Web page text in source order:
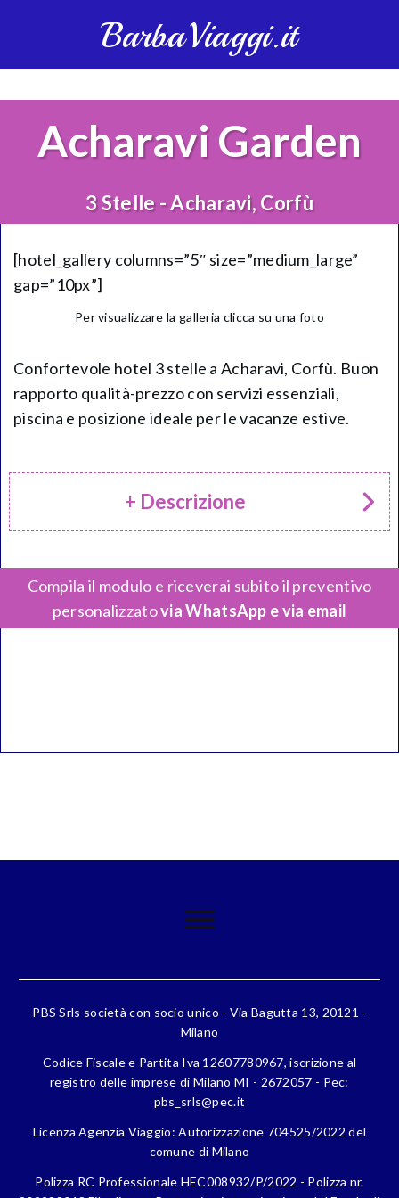
BarbaViaggi.it
Acharavi Garden
3 Stelle - Acharavi, Corfù
[hotel_gallery columns=”5″ size=”medium_large”
gap=”10px”]
Per visualizzare la galleria clicca su una foto
Confortevole hotel 3 stelle a Acharavi, Corfù. Buon
rapporto qualità-prezzo con servizi essenziali,
piscina e posizione ideale per le vacanze estive.
+ Descrizione
Compila il modulo e riceverai subito il preventivo
personalizzatovia WhatsApp e via email
PBS Srls società con socio unico - Via Bagutta 13, 20121 -
Milano
Codice Fiscale e Partita Iva 12607780967, iscrizione al
registro delle imprese di Milano MI - 2672057 - Pec:
pbs_srls@pec.it
Licenza Agenzia Viaggio: Autorizzazione 704525/2022 del
comune di Milano
Polizza RC Professionale HEC008932/P/2022 - Polizza nr.